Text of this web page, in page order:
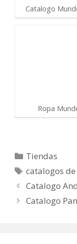
Catalogo
Ropa
Categorías
Tiendas
Etiquetas
catalogos
Catalogo
Catalogo